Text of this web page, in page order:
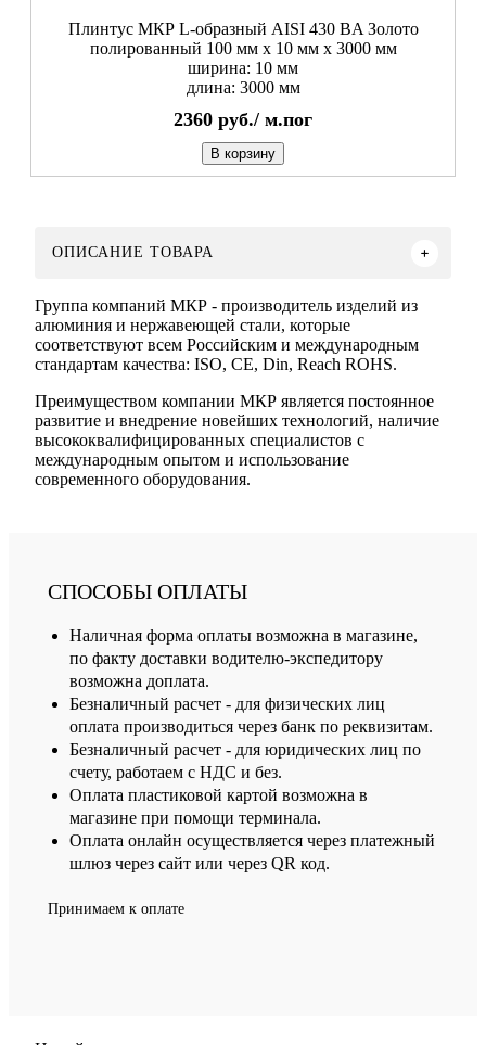
Плинтус МКР L-образный AISI 430 BA Золото
полированный 100 мм x 10 мм х 3000 мм
ширина: 10 мм
длина: 3000 мм
2360 руб./ м.пог
В корзину
ОПИСАНИЕ ТОВАРА
Группа компаний МКР - производитель изделий из
алюминия и нержавеющей стали, которые
соответствуют всем Российским и международным
стандартам качества: ISO, CE, Din, Reach ROHS.
Преимуществом компании МКР является постоянное
развитие и внедрение новейших технологий, наличие
высококвалифицированных специалистов с
международным опытом и использование
современного оборудования.
СПОСОБЫ ОПЛАТЫ
Наличная форма оплаты возможна в магазине,
по факту доставки водителю-экспедитору
возможна доплата.
Безналичный расчет - для физических лиц
оплата производиться через банк по реквизитам.
Безналичный расчет - для юридических лиц по
счету, работаем с НДС и без.
Оплата пластиковой картой возможна в
магазине при помощи терминала.
Оплата онлайн осуществляется через платежный
шлюз через сайт или через QR код.
Принимаем к оплате